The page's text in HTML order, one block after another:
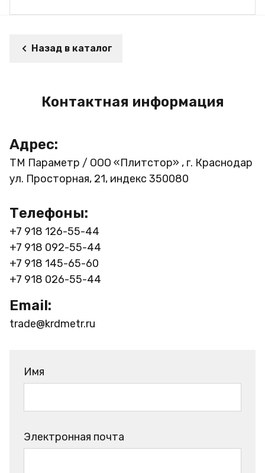
Назад в каталог
Контактная информация
Адрес:
ТМ Параметр / ООО «Плитстор» , г. Краснодар
ул. Просторная, 21, индекс 350080
Телефоны:
+7 918 126-55-44
+7 918 092-55-44
+7 918 145-65-60
+7 918 026-55-44
Email:
trade@krdmetr.ru
Имя
Электронная почта